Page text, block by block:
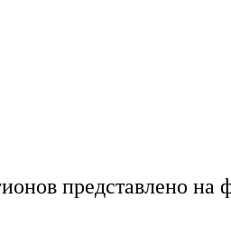
представлено